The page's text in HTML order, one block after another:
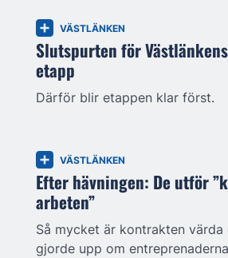
VÄSTLÄNKEN
Slutspurten för
etapp
Därför blir etappen klar först.
VÄSTLÄNKEN
Efter hävningen: De utför
arbeten”
Så mycket är kontrakten värda
gjorde upp om